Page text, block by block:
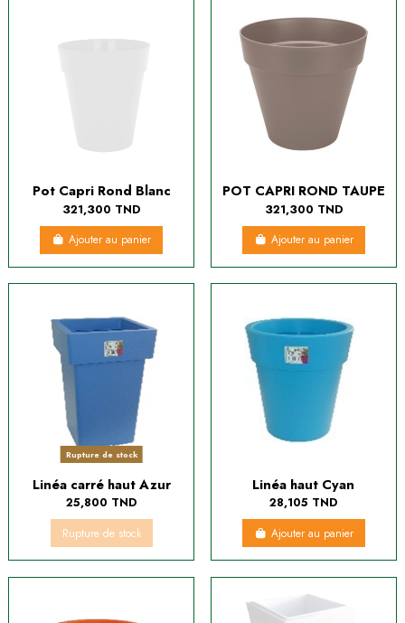
Pot Capri Rond Blanc
321,300 TND
Ajouter au panier
POT CAPRI ROND TAUPE
321,300 TND
Ajouter au panier
Rupture de stock
Linéa carré haut Azur
25,800 TND
Rupture de stock
Linéa haut Cyan
28,105 TND
Ajouter au panier